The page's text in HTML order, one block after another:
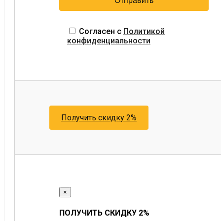
Согласен с Политикой
конфиденциальности
Получить скидку 2%
×
ПОЛУЧИТЬ СКИДКУ 2%